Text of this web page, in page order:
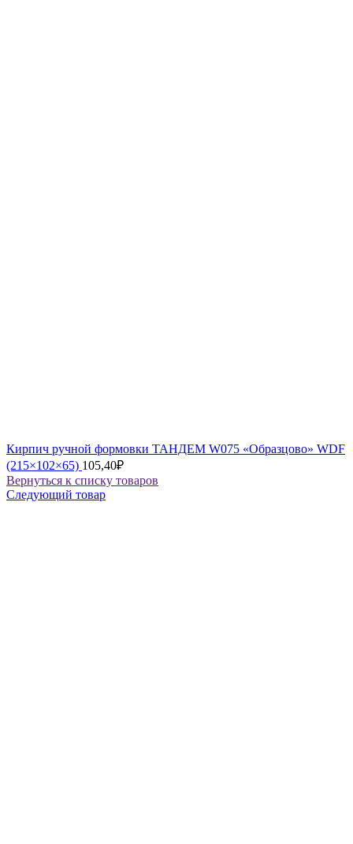
Кирпич ручной формовки ТАНДЕМ W075 «Образцово» WDF
(215×102×65) 105,40₽
Вернуться к списку товаров
Следующий товар